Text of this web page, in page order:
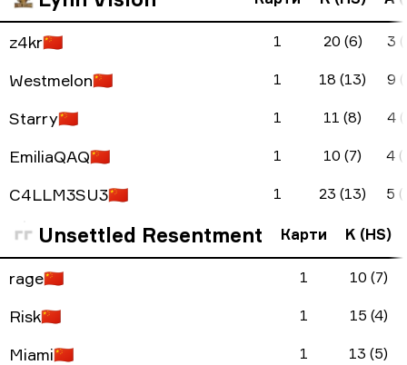
z4kr🇨🇳 1 20 (6) 3
Westmelon🇨🇳 1 18 (13) 9
Starry🇨🇳 1 11 (8) 4
EmiliaQAQ🇨🇳 1 10 (7) 4
C4LLM3SU3🇨🇳 1 23 (13) 5
Unsettled Resentment Карти K (HS)
rage🇨🇳 1 10 (7)
Risk🇨🇳 1 15 (4)
Miami🇨🇳 1 13 (5)